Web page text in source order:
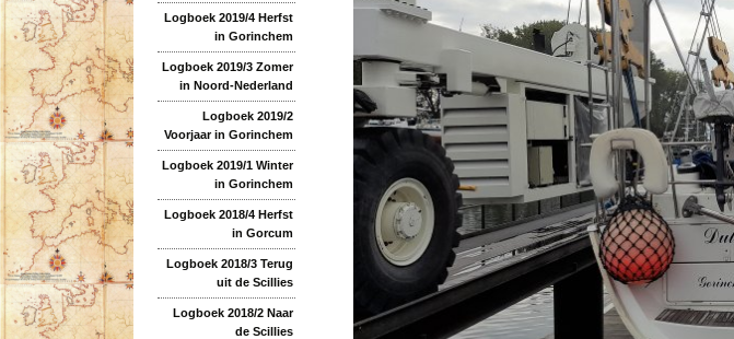
Logboek 2019/4 Herfst
in Gorinchem
Logboek 2019/3 Zomer
in Noord-Nederland
Logboek 2019/2
Voorjaar in Gorinchem
Logboek 2019/1 Winter
in Gorinchem
Logboek 2018/4 Herfst
in Gorcum
Logboek 2018/3 Terug
uit de Scillies
Logboek 2018/2 Naar
de Scillies